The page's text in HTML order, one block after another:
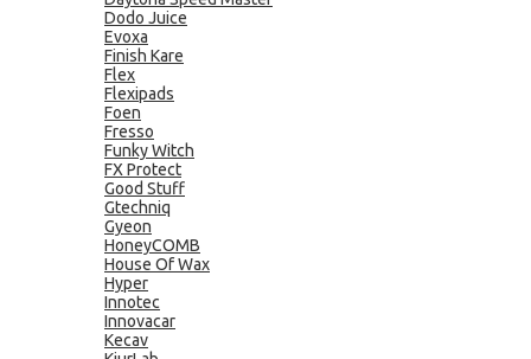
Dodo Juice
Evoxa
Finish Kare
Flex
Flexipads
Foen
Fresso
Funky Witch
FX Protect
Good Stuff
Gtechniq
Gyeon
HoneyCOMB
House Of Wax
Hyper
Innotec
Innovacar
Kecav